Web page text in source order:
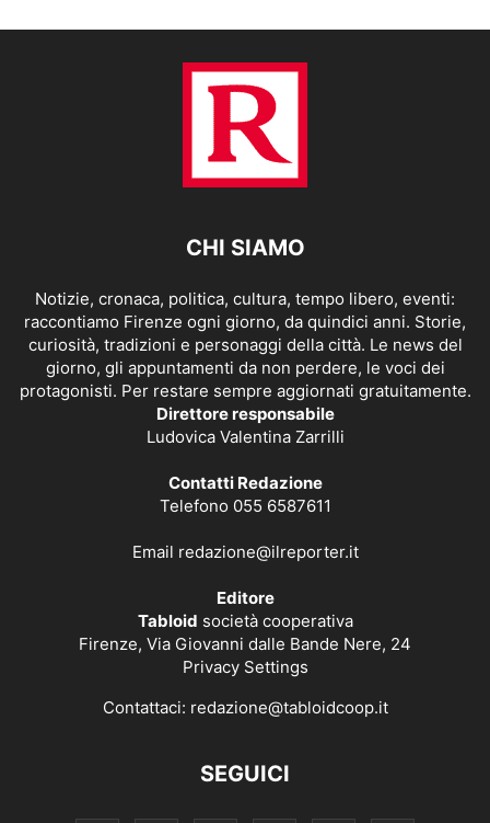
CHI SIAMO
Notizie, cronaca, politica, cultura, tempo libero, eventi:
raccontiamo Firenze ogni giorno, da quindici anni. Storie,
curiosità, tradizioni e personaggi della città. Le news del
giorno, gli appuntamenti da non perdere, le voci dei
protagonisti. Per restare sempre aggiornati gratuitamente.
Direttore responsabile
Ludovica Valentina Zarrilli
Contatti Redazione
Telefono 055 6587611
Email redazione@ilreporter.it
Editore
Tabloid società cooperativa
Firenze, Via Giovanni dalle Bande Nere, 24
Privacy Settings
Contattaci: redazione@tabloidcoop.it
SEGUICI